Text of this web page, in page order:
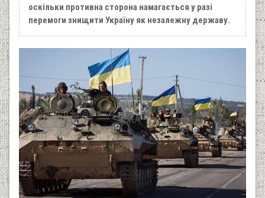
оскільки противна сторона намагається у разі
перемоги знищити Україну як незалежну державу.